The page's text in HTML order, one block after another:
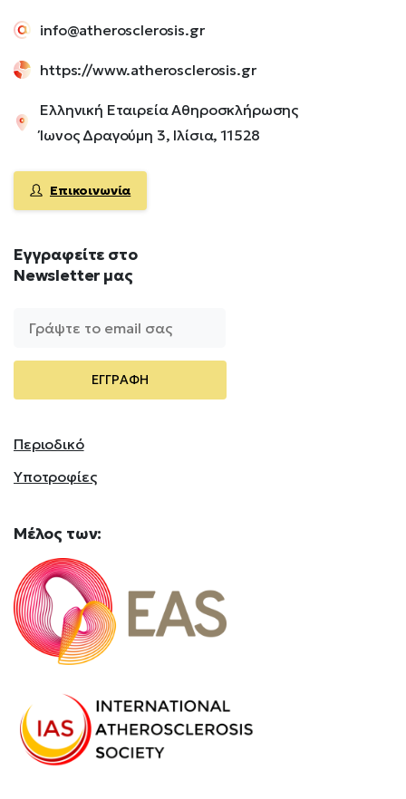
info@atherosclerosis.gr
https://www.atherosclerosis.gr
Ελληνική Εταιρεία Αθηροσκλήρωσης
Ίωνος Δραγούμη 3, Ιλίσια, 11528
Επικοινωνία
Εγγραφείτε στο
Newsletter μας
Περιοδικό
Υποτροφίες
Mέλος των: